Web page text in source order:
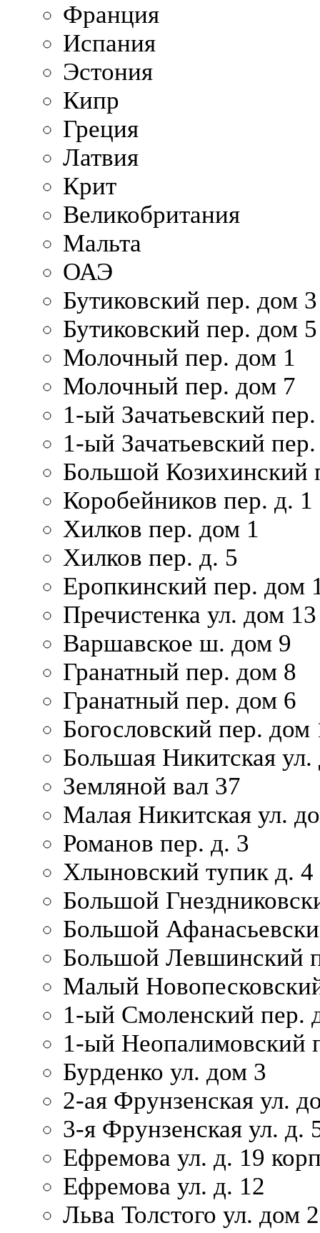
Франция
Испания
Эстония
Кипр
Греция
Латвия
Крит
Великобритания
Мальта
ОАЭ
Бутиковский пер. дом 3
Бутиковский пер. дом 5
Молочный пер. дом 1
Молочный пер. дом 7
1-ый Зачатьевский
1-ый Зачатьевский
Большой Козихинский
Коробейников пер. д. 1
Хилков пер. дом 1
Хилков пер. д. 5
Еропкинский пер. дом
Пречистенка ул. дом 13
Варшавское ш. дом 9
Гранатный пер. дом 8
Гранатный пер. дом 6
Богословский пер.
Большая Никитская
Земляной вал 37
Малая Никитская ул.
Романов пер. д. 3
Хлыновский тупик д. 4
Большой
Большой
Большой Левшинский
Малый
1-ый Смоленский пер.
1-ый Неопалимовский
Бурденко ул. дом 3
2-ая Фрунзенская ул.
3-я Фрунзенская ул. д.
Ефремова ул. д. 19
Ефремова ул. д. 12
Льва Толстого ул. дом